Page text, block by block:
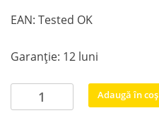
EAN: Tested OK
Garanție: 12 luni
Cantitate
Banda
Adaugă în coș